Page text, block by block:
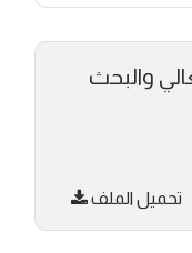
والبحث
تحميل الملف